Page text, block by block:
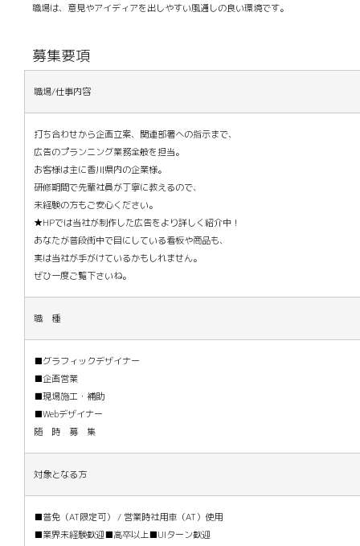
職場は、意見やアイディアを出しやすい風通しの良い環境です。
募集要項
職場/仕事内容
打ち合わせから企画立案、関連部署への指示まで、
広告のプランニング業務全般を担当。
お客様は主に香川県内の企業様。
研修期間で先輩社員が丁寧に教えるので、
未経験の方もご安心ください。
★HPでは当社が制作した広告をより詳しく紹介中！
あなたが普段街中で目にしている看板や商品も、
実は当社が手がけているかもしれません。
ぜひ一度ご覧下さいね。
職 種
■グラフィックデザイナー
■企画営業
■現場施工・補助
■Webデザイナー
随 時 募 集
対象となる方
■普免（AT限定可） / 営業時社用車（AT）使用
■業界未経験歓迎■高卒以上■UIターン歓迎